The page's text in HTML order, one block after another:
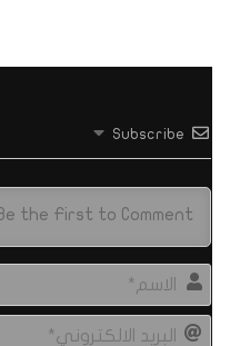
Subscribe